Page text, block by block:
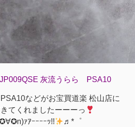
灰流うらら PSA10
などがお宝買道楽 松山店に
てくれましたーーーっ
ｧｱｰｰｰｰｯ!!
♬*゜